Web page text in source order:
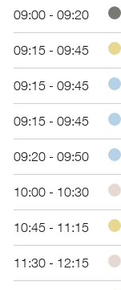
09:00 - 09:20
09:15 - 09:45
09:15 - 09:45
09:15 - 09:45
09:20 - 09:50
10:00 - 10:30
10:45 - 11:15
11:30 - 12:15